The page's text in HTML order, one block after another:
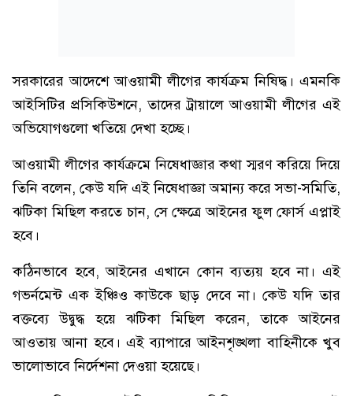
সরকারের আদেশে আওয়ামী লীগের কার্যক্রম নিষিদ্ধ। এমনকি
আইসিটির প্রসিকিউশনে, তাদের ট্রায়ালে আওয়ামী লীগের এই
অভিযোগগুলো খতিয়ে দেখা হচ্ছে।
আওয়ামী লীগের কার্যক্রমে নিষেধাজ্ঞার কথা স্মরণ করিয়ে দিয়ে
তিনি বলেন, কেউ যদি এই নিষেধাজ্ঞা অমান্য করে সভা-সমিতি,
ঝটিকা মিছিল করতে চান, সে ক্ষেত্রে আইনের ফুল ফোর্স এপ্লাই
হবে।
কঠিনভাবে হবে, আইনের এখানে কোন ব্যত্যয় হবে না। এই
গভর্নমেন্ট এক ইঞ্চিও কাউকে ছাড় দেবে না। কেউ যদি তার
বক্তব্যে উদ্বুদ্ধ হয়ে ঝটিকা মিছিল করেন, তাকে আইনের
আওতায় আনা হবে। এই ব্যাপারে আইনশৃঙ্খলা বাহিনীকে খুব
ভালোভাবে নির্দেশনা দেওয়া হয়েছে।